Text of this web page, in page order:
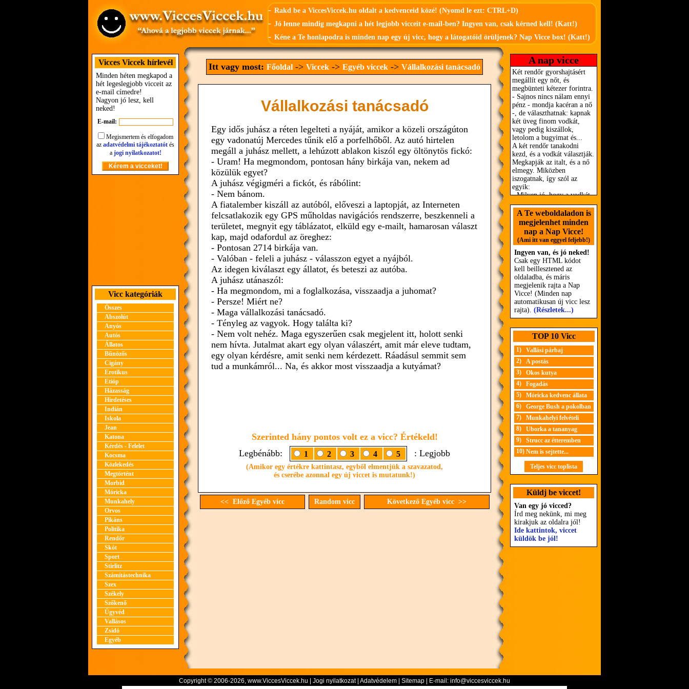
- Rakd be a ViccesViccek.hu oldalt a kedvenceid közé! (Nyomd le ezt: CTRL+D)
- Jó lenne mindig megkapni a hét legjobb vicceit e-mail-ben? Ingyen van, csak kérned kell! (Katt!)
- Kéne a Te honlapodra is minden nap egy új vicc, hogy a látogatóid örüljenek? Nap Vicce box! (Katt!)
Vicces Viccek hírlevél
Minden héten megkapod a
hét legeslegjobb vicceit az
e-mail címedre!
Nagyon jó lesz, kell
neked!
E-mail:
Megismertem és elfogadom
az adatvédelmi tájékoztatót és
a jogi nyilatkozatot!
Vicc kategóriák
Összes
Abszolút
Anyós
Autós
Állatos
Bűnözős
Cigány
Erotikus
Etióp
Házasság
Hirdetéses
Indián
Iskola
Jean
Katona
Kérdés - Felelet
Kocsma
Közlekedés
Megtörtént
Morbid
Móricka
Munkahely
Orvos
Pikáns
Politika
Rendőr
Skót
Sport
Stirlitz
Számítástechnika
Szex
Székely
Szőkenő
Ügyvéd
Vallásos
Zsidó
Egyéb
Itt vagy most: Főoldal -> Viccek -> Egyéb viccek -> Vállalkozási tanácsadó
Vállalkozási tanácsadó
Egy idős juhász a réten legelteti a nyáját, amikor a közeli országúton
egy vadonatúj Mercedes tűnik elő a porfelhőből. Az autó hirtelen
megáll a juhász mellett, a lehúzott ablakon kiszól egy öltönytös fickó:
- Uram! Ha megmondom, pontosan hány birkája van, nekem ad
közülük egyet?
A juhász végigméri a fickót, és rábólint:
- Nem bánom.
A fiatalember kiszáll az autóból, előveszi a laptopját, az Interneten
felcsatlakozik egy GPS műholdas navigációs rendszerre, beszkenneli a
területet, megnyit egy táblázatot, elküld egy e-mailt, hamarosan választ
kap, majd odafordul az öreghez:
- Pontosan 2714 birkája van.
- Valóban - feleli a juhász - válasszon egyet a nyájból.
Az idegen kiválaszt egy állatot, és beteszi az autóba.
A juhász utánaszól:
- Ha megmondom, mi a foglalkozása, visszaadja a juhomat?
- Persze! Miért ne?
- Maga vállalkozási tanácsadó.
- Tényleg az vagyok. Hogy találta ki?
- Nem volt nehéz. Maga egyszerűen csak megjelent itt, holott senki
nem hívta. Jutalmat akart egy olyan válaszért, amit már eleve tudtam,
egy olyan kérdésre, amit senki nem kérdezett. Ráadásul semmit sem
tud a munkámról... Na, és akkor most visszaadja a kutyámat?
Szerinted hány pontos volt ez a vicc? Értékeld!
Legbénább:
1 2 3 4 5 : Legjobb
(Amikor egy értékre kattintasz, egyből elmentjük a szavazatod,
és cserébe azonnal egy új viccet is mutatunk!)
<< Előző Egyéb vicc Random vicc Következő Egyéb vicc >>
A nap vicce
A Te weboldaladon is
megjelenhet minden
nap a Nap Vicce!
(Ami itt van eggyel feljebb!)
Ingyen van, és jó neked!
Csak egy HTML kódot
kell beillesztened az
oldaladba, és máris
megjelenik rajta a Nap
Vicce! (Minden nap
automatikusan új vicc lesz
rajta). (Részletek...)
TOP 10 Vicc
1)
Vallási párbaj
2)
A postás
3)
Okos kutya
4)
Fogadás
5)
Móricka kedvenc állata
6)
George Bush a pokolban
7)
Munkahelyi felvételi
8)
Uborka a tananyag
9)
Strucc az étteremben
10) Nem is sejtette...
Teljes vicc toplista
Küldj be viccet!
Van egy jó vicced?
Írd meg nekünk, mi meg
kirakjuk az oldalra jól!
Ide kattintok, viccet
küldök be jól!
Copyright © 2006-2026, www.ViccesViccek.hu | Jogi nyilatkozat| Adatvédelem Sitemap | E-mail: info@viccesviccek.hu